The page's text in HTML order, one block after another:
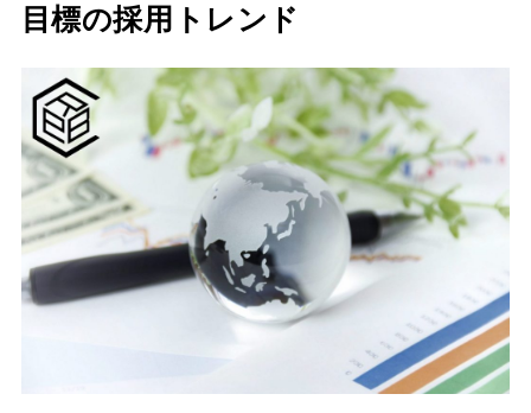
目標の採用トレンド